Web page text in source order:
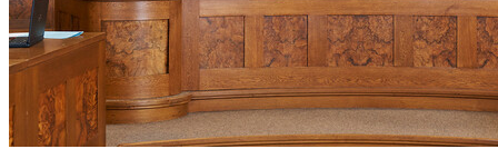
Gütetermin
Klagen in bürgerlichen Rechtsstreitigkeiten - 1 Ca 1532/26
10. Aug. 2026, 10:00 Uhr
Gütetermin
Klagen in bürgerlichen Rechtsstreitigkeiten - 1 Ca 1572/26
Letzte Aktualisierung:
7. Aug. 2026, 17:25 Uhr